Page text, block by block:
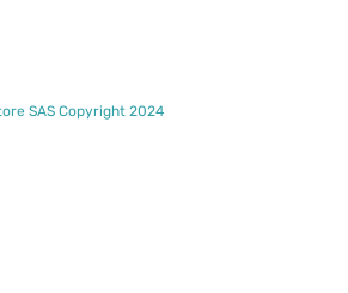
SAS Copyright 2024